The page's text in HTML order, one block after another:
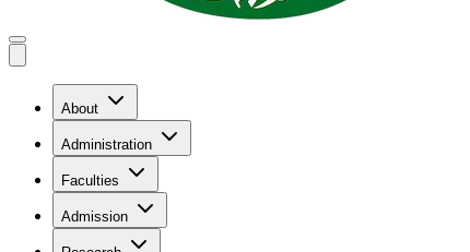
About
Administration
Faculties
Admission